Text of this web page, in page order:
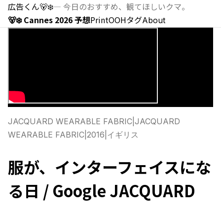
広告くん🐻‍❄️— 今日のおすすめ、観てほしいクマ。
🐻‍❄️ Cannes 2026 予想PrintOOHタグAbout
JACQUARD WEARABLE FABRIC JACQUARD
WEARABLE FABRIC 2016 イギリス
服が、インターフェイスにな
る日 / Google JACQUARD